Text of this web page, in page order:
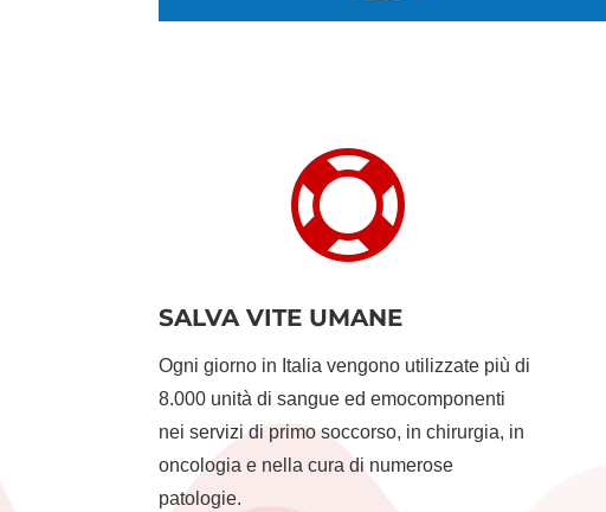

SALVA VITE UMANE
Ogni giorno in Italia vengono utilizzate più di
8.000 unità di sangue ed emocomponenti
nei servizi di primo soccorso, in chirurgia, in
oncologia e nella cura di numerose
patologie.